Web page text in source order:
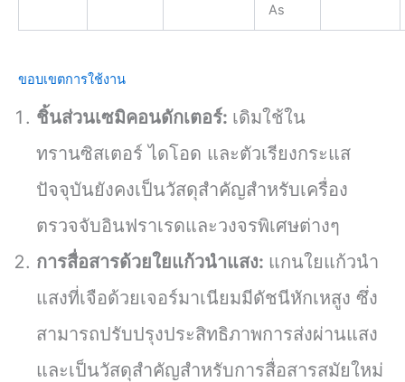
As
ขอบเขตการใช้งาน
ชิ้นส่วนเซมิคอนดักเตอร์: เดิมใช้ใน
ทรานซิสเตอร์ ไดโอด และตัวเรียงกระแส
ปัจจุบันยังคงเป็นวัสดุสำคัญสำหรับเครื่อง
ตรวจจับอินฟราเรดและวงจรพิเศษต่างๆ
การสื่อสารด้วยใยแก้วนำแสง: แกนใยแก้วนำ
แสงที่เจือด้วยเจอร์มาเนียมมีดัชนีหักเหสูง ซึ่ง
สามารถปรับปรุงประสิทธิภาพการส่งผ่านแสง
และเป็นวัสดุสำคัญสำหรับการสื่อสารสมัยใหม่